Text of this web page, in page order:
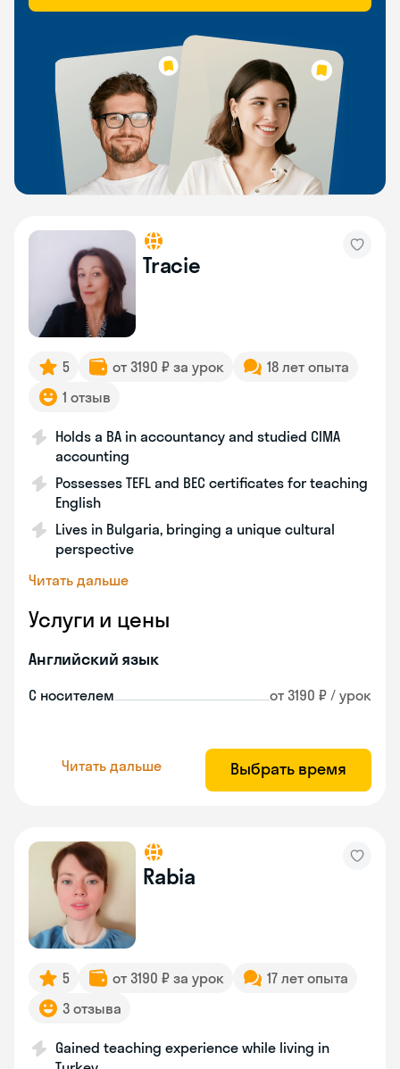
Tracie
5 от 3190 ₽ за урок
18 лет опыта
1 отзыв
Holds a BA in accountancy and studied CIMA
accounting
Possesses TEFL and BEC certificates for teaching
English
Lives in Bulgaria, bringing a unique cultural
perspective
Читать дальше
Услуги и цены
Английский язык
С носителем от 3190 ₽ / урок
Читать дальше Выбрать время
Rabia
5 от 3190 ₽ за урок
17 лет опыта
3 отзыва
Gained teaching experience while living in